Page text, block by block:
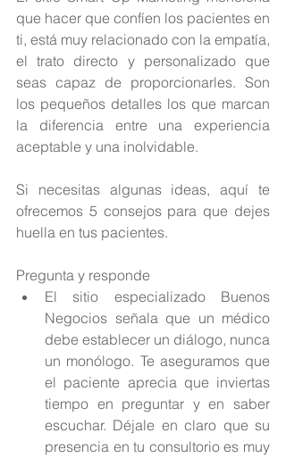
que hacer que confíen los pacientes en
ti, está muy relacionado con la empatía,
el trato directo y personalizado que
seas capaz de proporcionarles. Son
los pequeños detalles los que marcan
la diferencia entre una experiencia
aceptable y una inolvidable.
Si necesitas algunas ideas, aquí te
ofrecemos 5 consejos para que dejes
huella en tus pacientes.
Pregunta y responde
El sitio especializado Buenos
Negocios señala que un médico
debe establecer un diálogo, nunca
un monólogo. Te aseguramos que
el paciente aprecia que inviertas
tiempo en preguntar y en saber
escuchar. Déjale en claro que su
presencia en tu consultorio es muy